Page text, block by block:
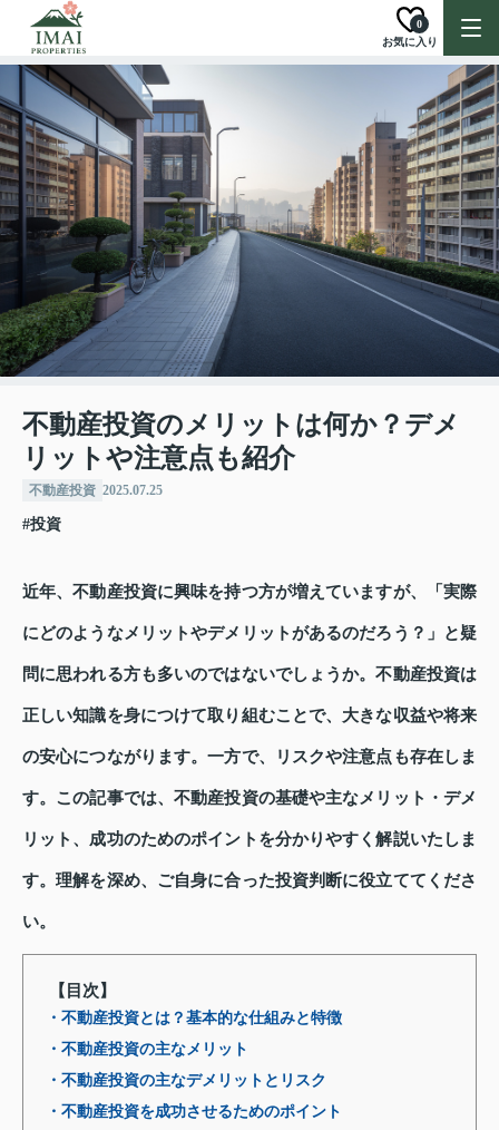
お気に入り
0
不動産投資のメリットは何か？デメ
リットや注意点も紹介
不動産投資 2025.07.25
#投資
近年、不動産投資に興味を持つ方が増えていますが、「実際
にどのようなメリットやデメリットがあるのだろう？」と疑
問に思われる方も多いのではないでしょうか。不動産投資は
正しい知識を身につけて取り組むことで、大きな収益や将来
の安心につながります。一方で、リスクや注意点も存在しま
す。この記事では、不動産投資の基礎や主なメリット・デメ
リット、成功のためのポイントを分かりやすく解説いたしま
す。理解を深め、ご自身に合った投資判断に役立ててくださ
い。
【目次】
・不動産投資とは？基本的な仕組みと特徴
・不動産投資の主なメリット
・不動産投資の主なデメリットとリスク
・不動産投資を成功させるためのポイント